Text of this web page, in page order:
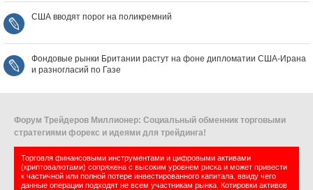
США вводят порог на поликремний
Фондовые рынки Британии растут на фоне дипломатии США‑Ирана
и разногласий по Газе
Форум Трейдеров Миллионер: Социальный обменник торговыми
стратегиями форекс и идеями для трейдинга!
Торговля финансовыми инструментами и цифровыми активами
(криптовалютами) сопряжена с высоким уровнем риска и может привести
к частичной или полной потере инвестированного капитала, ввиду чего
данные операции подходят не всем участникам рынка. Котировки активов